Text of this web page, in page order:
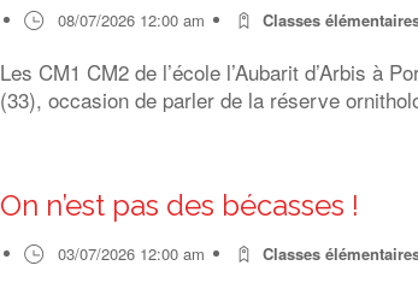
08/07/2026 12:00 am Classes
Les CM1 CM2 de l’école l’Aubarit d’Arbis à
(33), occasion de parler de la réserve
On n’est pas des bécasses !
03/07/2026 12:00 am Classes